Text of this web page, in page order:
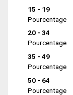
15 - 19
Pourcentage
20 - 34
Pourcentage
35 - 49
Pourcentage
50 - 64
Pourcentage